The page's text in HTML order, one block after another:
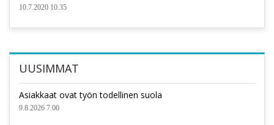
10.7.2020 10.35
UUSIMMAT
Asiakkaat ovat työn todellinen suola
9.8.2026 7.00